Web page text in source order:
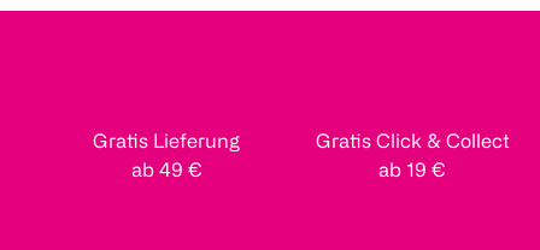
Gratis Lieferung
ab 49 €
Gratis Click & Collect
ab 19 €